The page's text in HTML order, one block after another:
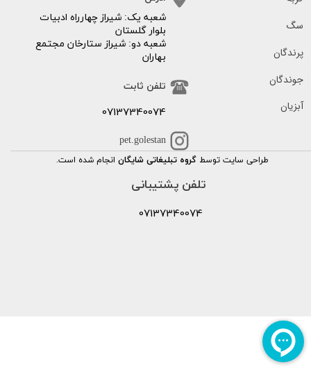
سگ
پرندگان
جوندگان
آبزیان
​​شعبه یک: شیراز چهارراه ادبیات
بلوار گلستان
شعبه دو: شیراز ستارخان مجتمع
بهاران
تلفن ثابت
07137340074
pet.golestan
طراحی سایت توسط گروه تبلیغاتی شایگان انجام شده است.
تلفن پشتیبانی
07137340074